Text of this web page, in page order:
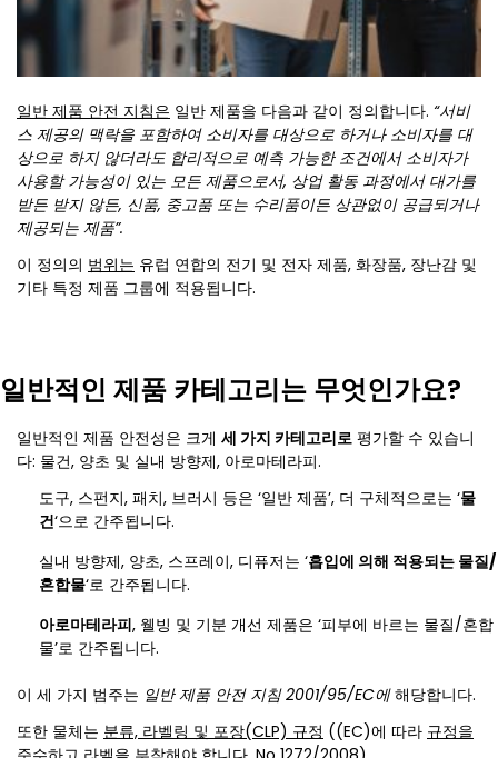
일반 제품 안전 지침은 일반 제품을 다음과 같이 정의합니다. “서비
스 제공의 맥락을 포함하여 소비자를 대상으로 하거나 소비자를 대
상으로 하지 않더라도 합리적으로 예측 가능한 조건에서 소비자가
사용할 가능성이 있는 모든 제품으로서, 상업 활동 과정에서 대가를
받든 받지 않든, 신품, 중고품 또는 수리품이든 상관없이 공급되거나
제공되는 제품”.
이 정의의 범위는 유럽 연합의 전기 및 전자 제품, 화장품, 장난감 및
기타 특정 제품 그룹에 적용됩니다.
일반적인 제품 카테고리는 무엇인가요?
일반적인 제품 안전성은 크게 세 가지 카테고리로 평가할 수 있습니
다: 물건, 양초 및 실내 방향제, 아로마테라피.
도구, 스펀지, 패치, 브러시 등은 ‘일반 제품’, 더 구체적으로는 ‘물
건‘으로 간주됩니다.
실내 방향제, 양초, 스프레이, 디퓨저는 ‘흡입에 의해 적용되는 물질/
혼합물‘로 간주됩니다.
아로마테라피, 웰빙 및 기분 개선 제품은 ‘피부에 바르는 물질/혼합
물’로 간주됩니다.
이 세 가지 범주는 일반 제품 안전 지침 2001/95/EC에해당합니다.
또한 물체는 분류, 라벨링 및 포장(CLP) 규정 ((EC)에 따라 규정을